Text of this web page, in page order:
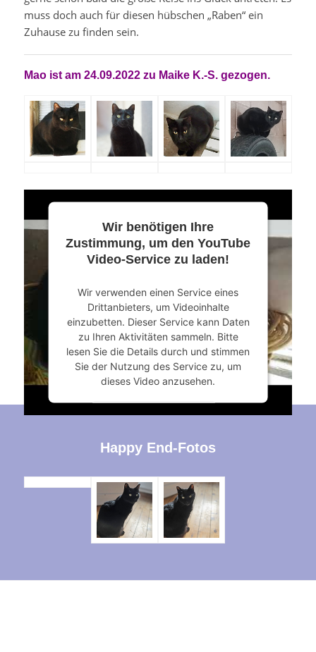
muss doch auch für diesen hübschen „Raben“ ein
Zuhause zu finden sein.
Mao ist am 24.09.2022 zu Maike K.-S. gezogen.
Wir benötigen Ihre
Zustimmung, um den YouTube
Video-Service zu laden!
Wir verwenden einen Service eines
Drittanbieters, um Videoinhalte
einzubetten. Dieser Service kann Daten
zu Ihren Aktivitäten sammeln. Bitte
lesen Sie die Details durch und stimmen
Sie der Nutzung des Service zu, um
dieses Video anzusehen.
Mehr Informationen
Akzeptieren
powered byUsercentrics Consent
Management Platform&eRecht24
Happy End-Fotos